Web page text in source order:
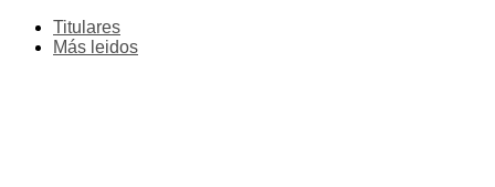
Titulares
Más leidos